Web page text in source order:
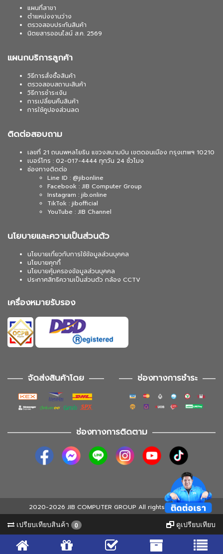
แผนที่สาขา
ตำแหน่งงานว่าง
ตรวจสอบประกันสินค้า
นิตยสารออนไลน์ ส.ค. 2569
แผนกบริการลูกค้า
วิธีการสั่งซื้อสินค้า
ตรวจสอบสถานะสินค้า
วิธีการชำระเงิน
การเปลี่ยนคืนสินค้า
การใช้คูปองส่วนลด
ติดต่อสอบถาม
เลขที่ 21 ถนนพหลโยธิน แขวงสนามบิน เขตดอนเมือง กรุงเทพฯ 10210
เบอร์โทร : 02-017-4444 ทุกวัน 24 ชั่วโมง
ช่องทางติดต่อ
Line ID : @jibonline
Facebook : JIB Computer Group
Instagram : jib.online
TikTok : jibofficial
YouTube : JIB Channel
นโยบายและความเป็นส่วนตัว
นโยบายเกี่ยวกับการใช้ข้อมูลส่วนบุคคล
นโยบายคุกกี้
นโยบายคุ้มครองข้อมูลส่วนบุคคล
ประกาศสิทธิความเป็นส่วนตัว กล้อง CCTV
เครื่องหมายรับรอง
จัดส่งสินค้าโดย ช่องทางการชำระ
ช่องทางการติดตาม
2020-2026 JIB COMPUTER GROUP All rights reserved
เปรียบเทียบสินค้า 0 ดูเปรียบเทียบ